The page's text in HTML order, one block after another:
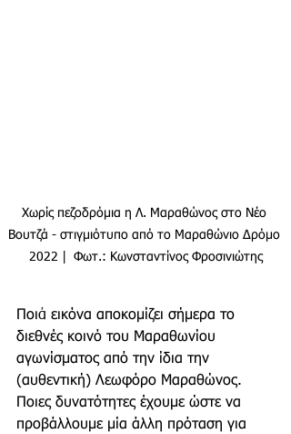
Χωρίς πεζοδρόμια η Λ. Μαραθώνος στο Νέο
Βουτζά - στιγμιότυπο από το Μαραθώνιο Δρόμο
2022 |  Φωτ.: Κωνσταντίνος Φροσινιώτης
Ποιἀ εικόνα αποκομίζει σήμερα το
διεθνές κοινό του Μαραθωνίου
αγωνίσματος από την ίδια την
(αυθεντική) Λεωφόρο Μαραθώνος.
Ποιες δυνατότητες έχουμε ώστε να
προβάλλουμε μία άλλη πρόταση για